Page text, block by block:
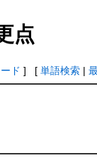
点
ド ] [ 単語検索|